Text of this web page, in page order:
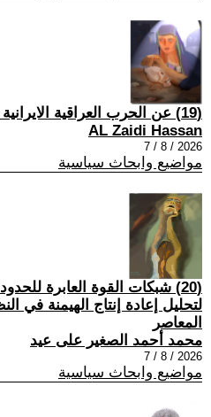
(19) عن الحرب العراقية الايرانية بين١٩٨٠و ١٩٨٨
AL Zaidi Hassan
2026 / 8 / 7
مواضيع وابحاث سياسية
(20) شبكات القوة العابرة
لتحليل إعادة إنتاج الهيمنة في
المعاصر
محمد أحمد الصغير على عيد
2026 / 8 / 7
مواضيع وابحاث سياسية